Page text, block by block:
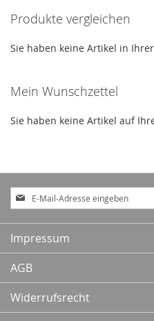
Produkte vergleichen
Sie haben keine Artikel in
Mein Wunschzettel
Sie haben keine Artikel auf
Anmeldung
zum
Newsletter:
Impressum
AGB
Widerrufsrecht